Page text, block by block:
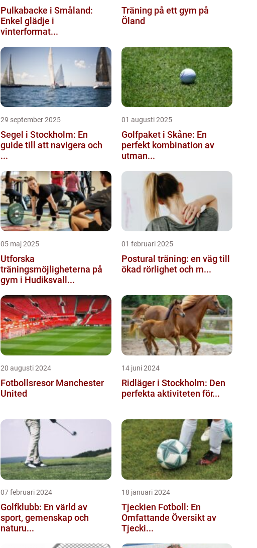
Pulkabacke i Småland:
Enkel glädje i
vinterformat...
Träning på ett gym på
Öland
29 september 2025
Segel i Stockholm: En
guide till att navigera och
...
01 augusti 2025
Golfpaket i Skåne: En
perfekt kombination av
utman...
05 maj 2025
Utforska
träningsmöjligheterna på
gym i Hudiksvall...
01 februari 2025
Postural träning: en väg till
ökad rörlighet och m...
20 augusti 2024
Fotbollsresor Manchester
United
14 juni 2024
Ridläger i Stockholm: Den
perfekta aktiviteten för...
07 februari 2024
Golfklubb: En värld av
sport, gemenskap och
naturu...
18 januari 2024
Tjeckien Fotboll: En
Omfattande Översikt av
Tjecki...